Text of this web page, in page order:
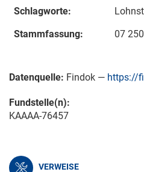
Schlagworte:
Stammfassung:
07
Datenquelle: Findok — https://
Fundstelle(n):
KAAAA-76457
VERWEISE